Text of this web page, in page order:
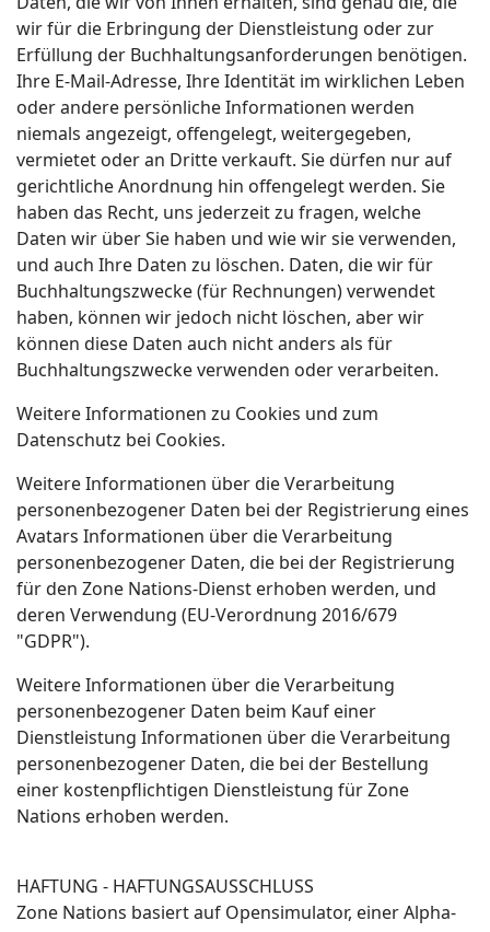
wir für die Erbringung der Dienstleistung oder zur
Erfüllung der Buchhaltungsanforderungen benötigen.
Ihre E-Mail-Adresse, Ihre Identität im wirklichen Leben
oder andere persönliche Informationen werden
niemals angezeigt, offengelegt, weitergegeben,
vermietet oder an Dritte verkauft. Sie dürfen nur auf
gerichtliche Anordnung hin offengelegt werden. Sie
haben das Recht, uns jederzeit zu fragen, welche
Daten wir über Sie haben und wie wir sie verwenden,
und auch Ihre Daten zu löschen. Daten, die wir für
Buchhaltungszwecke (für Rechnungen) verwendet
haben, können wir jedoch nicht löschen, aber wir
können diese Daten auch nicht anders als für
Buchhaltungszwecke verwenden oder verarbeiten.
Weitere Informationen zu Cookies und zum
Datenschutz bei Cookies.
Weitere Informationen über die Verarbeitung
personenbezogener Daten bei der Registrierung eines
Avatars Informationen über die Verarbeitung
personenbezogener Daten, die bei der Registrierung
für den Zone Nations-Dienst erhoben werden, und
deren Verwendung (EU-Verordnung 2016/679
"GDPR").
Weitere Informationen über die Verarbeitung
personenbezogener Daten beim Kauf einer
Dienstleistung Informationen über die Verarbeitung
personenbezogener Daten, die bei der Bestellung
einer kostenpflichtigen Dienstleistung für Zone
Nations erhoben werden.
HAFTUNG - HAFTUNGSAUSSCHLUSS
Zone Nations basiert auf Opensimulator, einer Alpha-